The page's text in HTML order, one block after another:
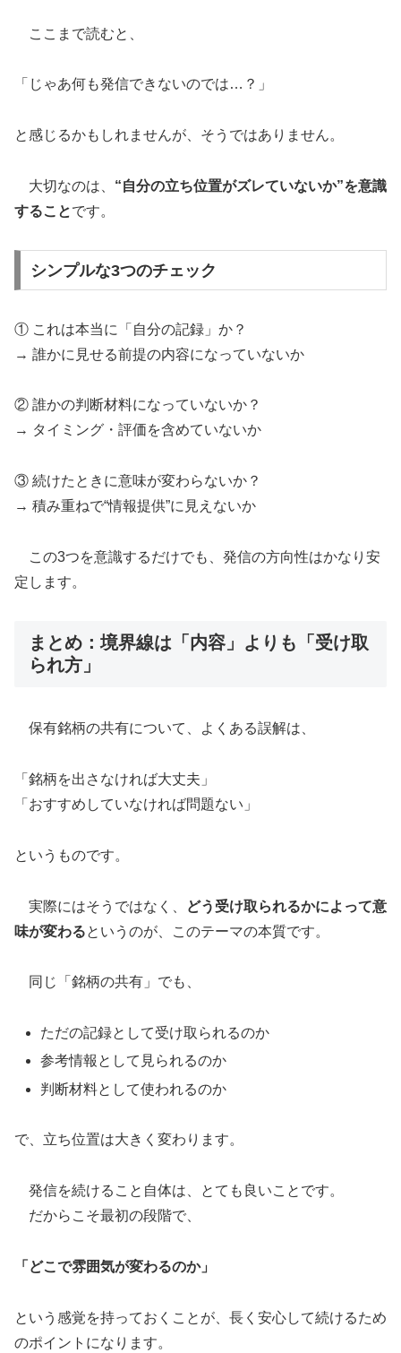
ここまで読むと、
「じゃあ何も発信できないのでは…？」
と感じるかもしれませんが、そうではありません。
大切なのは、 “自分の立ち位置がズレていないか”を意識
することです。
シンプルな3つのチェック
① これは本当に「自分の記録」か？
→ 誰かに見せる前提の内容になっていないか
② 誰かの判断材料になっていないか？
→ タイミング・評価を含めていないか
③ 続けたときに意味が変わらないか？
→ 積み重ねで“情報提供”に見えないか
この3つを意識するだけでも、発信の方向性はかなり安
定します。
まとめ：境界線は「内容」よりも「受け取
られ方」
保有銘柄の共有について、よくある誤解は、
「銘柄を出さなければ大丈夫」
「おすすめしていなければ問題ない」
というものです。
実際にはそうではなく、
どう受け取られるかによって意
味が変わるというのが、このテーマの本質です。
同じ「銘柄の共有」でも、
ただの記録として受け取られるのか
参考情報として見られるのか
判断材料として使われるのか
で、立ち位置は大きく変わります。
発信を続けること自体は、とても良いことです。
だからこそ最初の段階で、
「どこで雰囲気が変わるのか」
という感覚を持っておくことが、長く安心して続けるため
のポイントになります。